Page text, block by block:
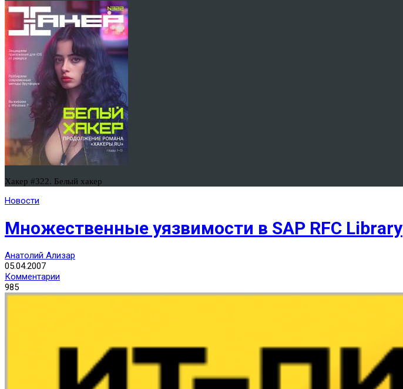
Хакер #322. Белый хакер
Новости
Множественные уязвимости в SAP RFC Library
Анатолий Ализар
05.04.2007
Комментарии
985